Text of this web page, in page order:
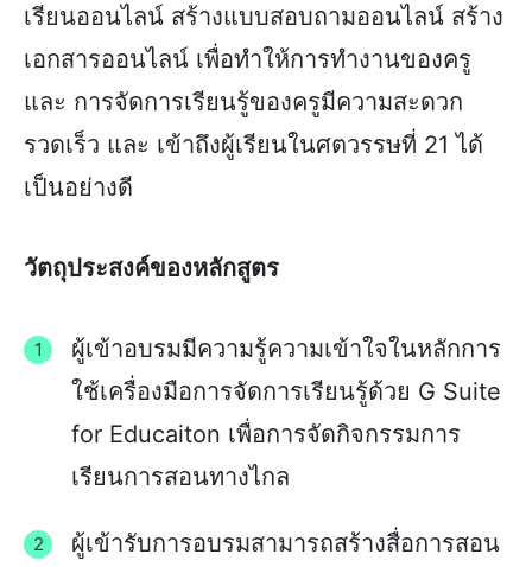
เรียนออนไลน์ สร้างแบบสอบถามออนไลน์ สร้าง
เอกสารออนไลน์ เพื่อทำให้การทำงานของครู
และ การจัดการเรียนรู้ของครูมีความสะดวก
รวดเร็ว และ เข้าถึงผู้เรียนในศตวรรษที่ 21 ได้
เป็นอย่างดี
วัตถุประสงค์ของหลักสูตร
ผู้เข้าอบรมมีความรู้ความเข้าใจในหลักการ
ใช้เครื่องมือการจัดการเรียนรู้ด้วย G Suite
for Educaiton เพื่อการจัดกิจกรรมการ
เรียนการสอนทางไกล
ผู้เข้ารับการอบรมสามารถสร้างสื่อการสอน